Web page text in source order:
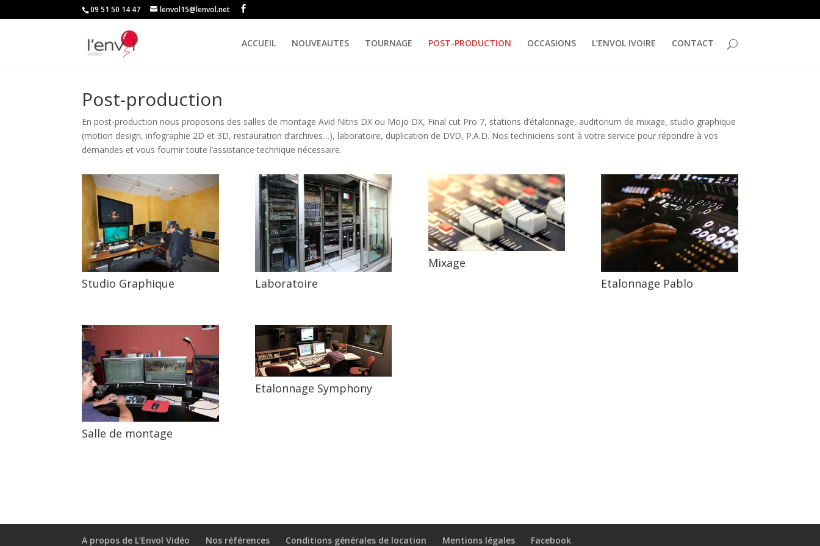
09 51 50 14 47 lenvol15@lenvol.net
ACCUEIL NOUVEAUTES TOURNAGE POST-PRODUCTION OCCASIONS L’ENVOL IVOIRE CONTACT
Post-production
En post-production nous proposons des salles de montage Avid Nitris DX ou Mojo DX, Final cut Pro 7, stations d’étalonnage, auditorium de mixage, studio graphique
(motion design, infographie 2D et 3D, restauration d’archives…), laboratoire, duplication de DVD, P.A.D. Nos techniciens sont à votre service pour répondre à vos
demandes et vous fournir toute l’assistance technique nécessaire.
Studio Graphique Laboratoire
Mixage
Etalonnage Pablo
Salle de montage
Etalonnage Symphony
A propos de L’Envol Vidéo Nos références Conditions générales de location Mentions légales Facebook